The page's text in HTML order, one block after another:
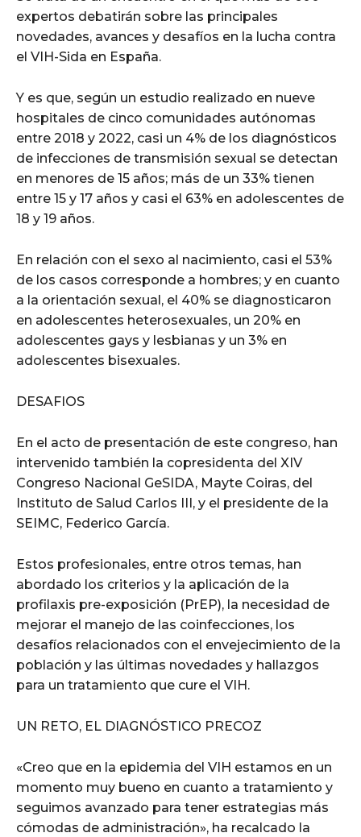
expertos debatirán sobre las principales
novedades, avances y desafíos en la lucha contra
el VIH-Sida en España.
Y es que, según un estudio realizado en nueve
hospitales de cinco comunidades autónomas
entre 2018 y 2022, casi un 4% de los diagnósticos
de infecciones de transmisión sexual se detectan
en menores de 15 años; más de un 33% tienen
entre 15 y 17 años y casi el 63% en adolescentes de
18 y 19 años.
En relación con el sexo al nacimiento, casi el 53%
de los casos corresponde a hombres; y en cuanto
a la orientación sexual, el 40% se diagnosticaron
en adolescentes heterosexuales, un 20% en
adolescentes gays y lesbianas y un 3% en
adolescentes bisexuales.
DESAFIOS
En el acto de presentación de este congreso, han
intervenido también la copresidenta del XIV
Congreso Nacional GeSIDA, Mayte Coiras, del
Instituto de Salud Carlos III, y el presidente de la
SEIMC, Federico García.
Estos profesionales, entre otros temas, han
abordado los criterios y la aplicación de la
profilaxis pre-exposición (PrEP), la necesidad de
mejorar el manejo de las coinfecciones, los
desafíos relacionados con el envejecimiento de la
población y las últimas novedades y hallazgos
para un tratamiento que cure el VIH.
UN RETO, EL DIAGNÓSTICO PRECOZ
«Creo que en la epidemia del VIH estamos en un
momento muy bueno en cuanto a tratamiento y
seguimos avanzado para tener estrategias más
cómodas de administración», ha recalcado la